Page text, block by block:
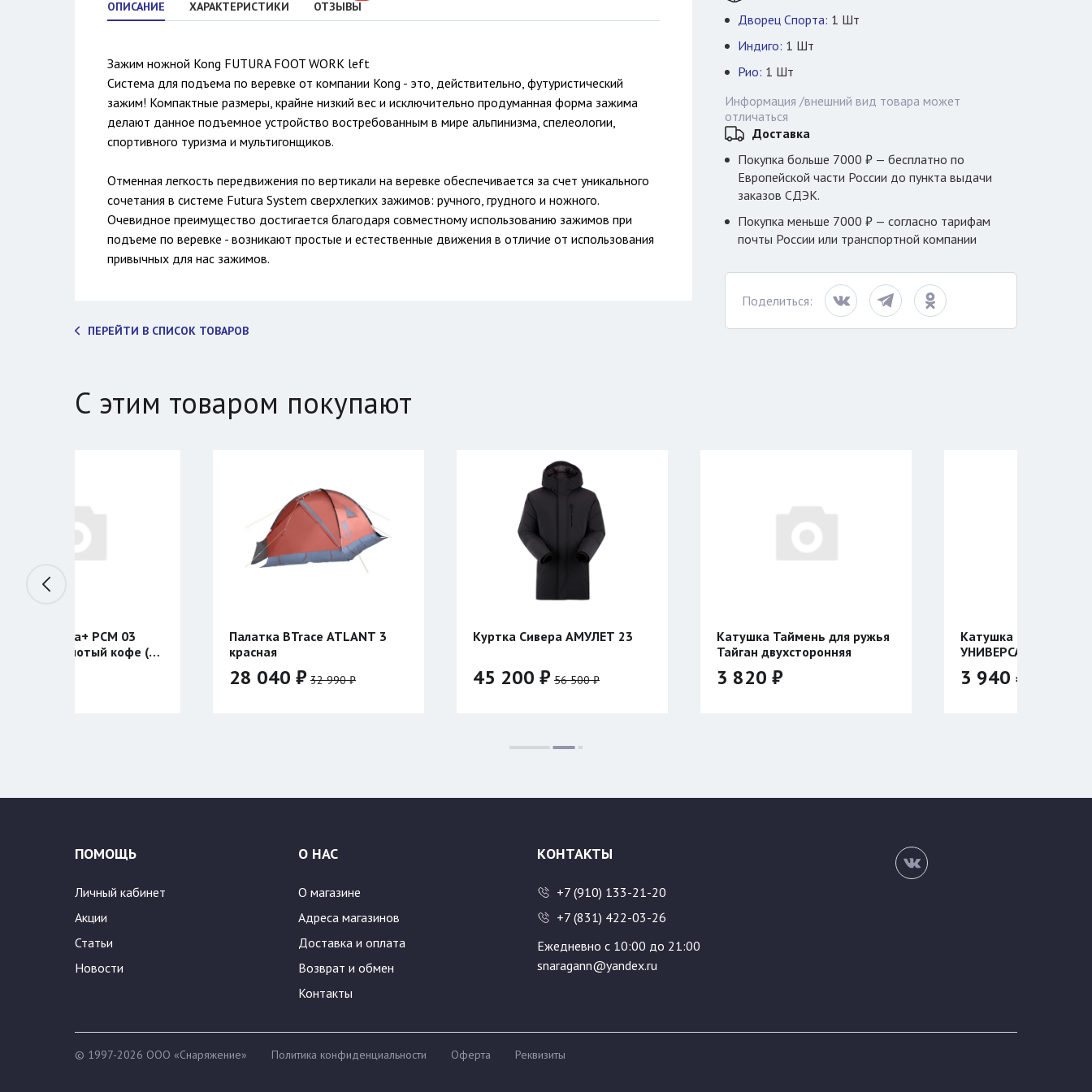
ОПИСАНИЕ ХАРАКТЕРИСТИКИ ОТЗЫВЫ
Зажим ножной Kong FUTURA FOOT WORK left
Система для подъема по веревке от компании Kong - это, действительно, футуристический
зажим! Компактные размеры, крайне низкий вес и исключительно продуманная форма зажима
делают данное подъемное устройство востребованным в мире альпинизма, спелеологии,
спортивного туризма и мультигонщиков.
Отменная легкость передвижения по вертикали на веревке обеспечивается за счет уникального
сочетания в системе Futura System сверхлегких зажимов: ручного, грудного и ножного.
Очевидное преимущество достигается благодаря совместному использованию зажимов при
подъеме по веревке - возникают простые и естественные движения в отличие от использования
привычных для нас зажимов.
ПЕРЕЙТИ В СПИСОК ТОВАРОВ
Дворец Спорта: 1 Шт
Индиго: 1 Шт
Рио: 1 Шт
Информация /внешний вид товара может
отличаться
Доставка
Покупка больше 7000 ₽ — бесплатно по
Европейской части России до пункта выдачи
заказов СДЭК.
Покупка меньше 7000 ₽ — согласно тарифам
почты России или транспортной компании
Поделиться:
С этим товаром покупают
Палатка BTrace ATLANT 3
красная
32 990 ₽
Куртка Сивера АМУЛЕТ 23
56 500 ₽
Размер:
Катушка Таймень для ружья
Тайган двухсторонняя
Катушка Таймень
УНИВЕРСАЛЬНАЯ
ПОМОЩЬ
Личный кабинет
Акции
Статьи
Новости
О НАС
О магазине
Адреса магазинов
Доставка и оплата
Возврат и обмен
Контакты
КОНТАКТЫ
+7 (910) 133-21-20
+7 (831) 422-03-26
Ежедневно с 10:00 до 21:00
snaragann@yandex.ru
© 1997-2026 ООО «Снаряжение» Политика конфиденциальности Оферта Реквизиты